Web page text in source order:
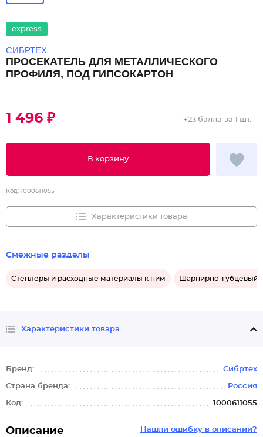
express
СИБРТЕХ
ПРОСЕКАТЕЛЬ ДЛЯ МЕТАЛЛИЧЕСКОГО
ПРОФИЛЯ, ПОД ГИПСОКАРТОН
1 496 ₽
В корзину
+23 балла за 1 шт.
Код: 1000611055
Характеристики товара
Смежные разделы
Степлеры и расходные материалы к ним Шарнирно-губцевый
Характеристики товара
Бренд: Сибртех
Страна бренда: Россия
Код: 1000611055
Нашли ошибку в описании?
Описание